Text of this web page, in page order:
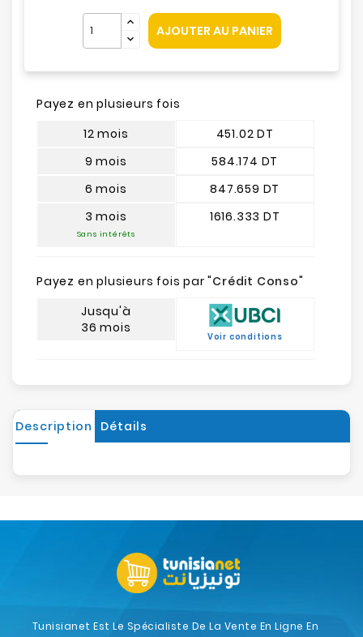
AJOUTER AU PANIER
Payez en plusieurs fois
12 mois
9 mois
6 mois
3 mois
Sans intérêts
451.02 DT
584.174 DT
847.659 DT
1616.333 DT
Payez en plusieurs fois par "Crédit Conso"
Jusqu'à
36 mois
Voir conditions
Description Détails
Tunisianet Est Le Spécialiste De La Vente En Ligne En